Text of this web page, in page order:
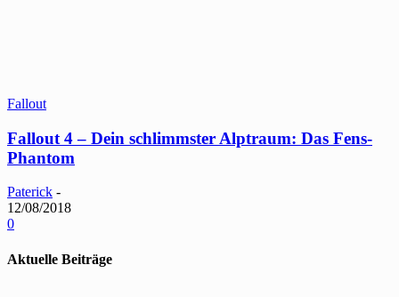
Fallout
Fallout 4 – Dein schlimmster Alptraum: Das Fens-
Phantom
Paterick -
12/08/2018
0
Aktuelle Beiträge